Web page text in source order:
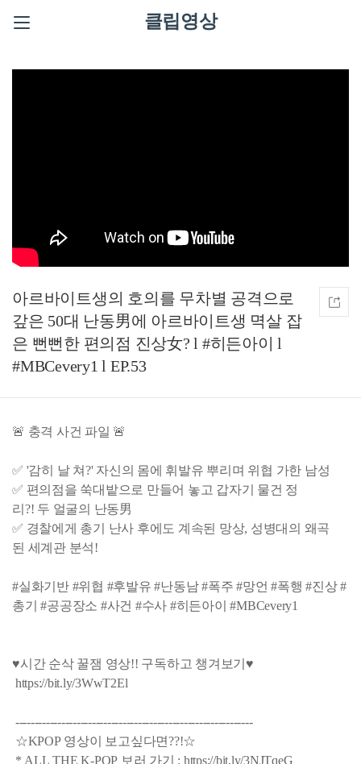
클립영상
아르바이트생의 호의를 무차별 공격으로
갚은 50대 난동男에 아르바이트생 멱살 잡
은 뻔뻔한 편의점 진상女? l #히든아이 l
#MBCevery1 l EP.53
🚨 충격 사건 파일 🚨
✅ '감히 날 쳐?' 자신의 몸에 휘발유 뿌리며 위협 가한 남성
✅ 편의점을 쑥대밭으로 만들어 놓고 갑자기 물건 정
리?! 두 얼굴의 난동男
✅ 경찰에게 총기 난사 후에도 계속된 망상, 성병대의 왜곡
된 세계관 분석!
#실화기반 #위협 #후발유 #난동남 #폭주 #망언 #폭행 #진상 #
총기 #공공장소 #사건 #수사 #히든아이 #MBCevery1
♥시간 순삭 꿀잼 영상!! 구독하고 챙겨보기♥
https://bit.ly/3WwT2El
--------------------------------------------------------------
☆KPOP 영상이 보고싶다면??!☆
* ALL THE K-POP 보러 가기 : https://bit.ly/3NJTqeG